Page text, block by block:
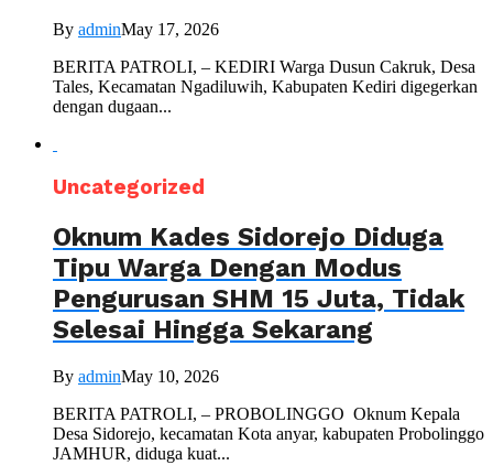
By adminMay 17, 2026
BERITA PATROLI, – KEDIRI Warga Dusun Cakruk, Desa
Tales, Kecamatan Ngadiluwih, Kabupaten Kediri digegerkan
dengan dugaan...
Uncategorized
Oknum Kades Sidorejo Diduga
Tipu Warga Dengan Modus
Pengurusan SHM 15 Juta, Tidak
Selesai Hingga Sekarang
By adminMay 10, 2026
BERITA PATROLI, – PROBOLINGGO Oknum Kepala
Desa Sidorejo, kecamatan Kota anyar, kabupaten Probolinggo
JAMHUR, diduga kuat...